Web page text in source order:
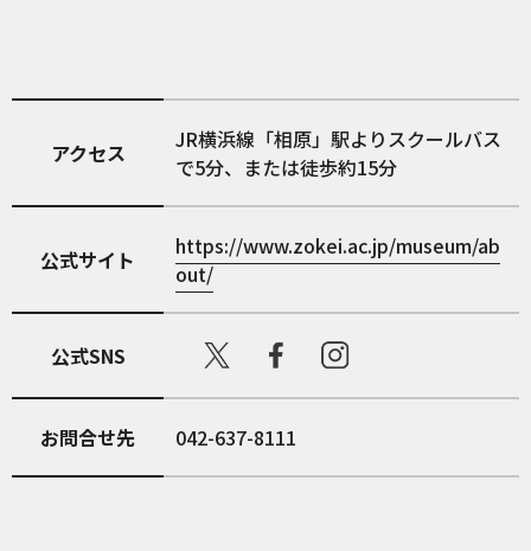
アクセス
JR横浜線「相原」駅よりスクールバス
で5分、または徒歩約15分
公式サイト
https://www.zokei.ac.jp/museum/ab
out/
公式SNS
お問合せ先 042-637-8111